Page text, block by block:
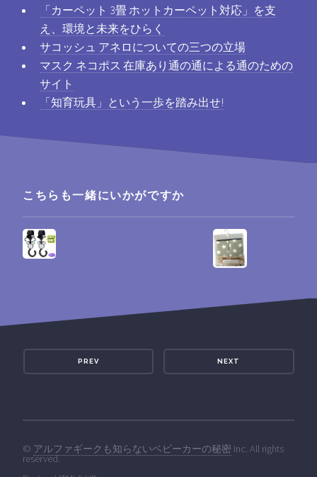
「カーペット 3畳 ホットカーペット対応」を支
え、環境と未来をひらく
サコッシュ アネロについての三つの立場
マスク ネコポス 在庫あり通の通による通のための
サイト
「知育玩具」という一歩を踏み出せ!
こちらも一緒にいかがですか
PREV NEXT
© アルファギークも知らないベビーカーの秘密 Inc. All rights
reserved.